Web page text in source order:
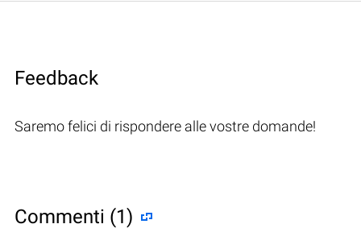
Feedback
Saremo felici di rispondere alle vostre domande!
Commenti (1)